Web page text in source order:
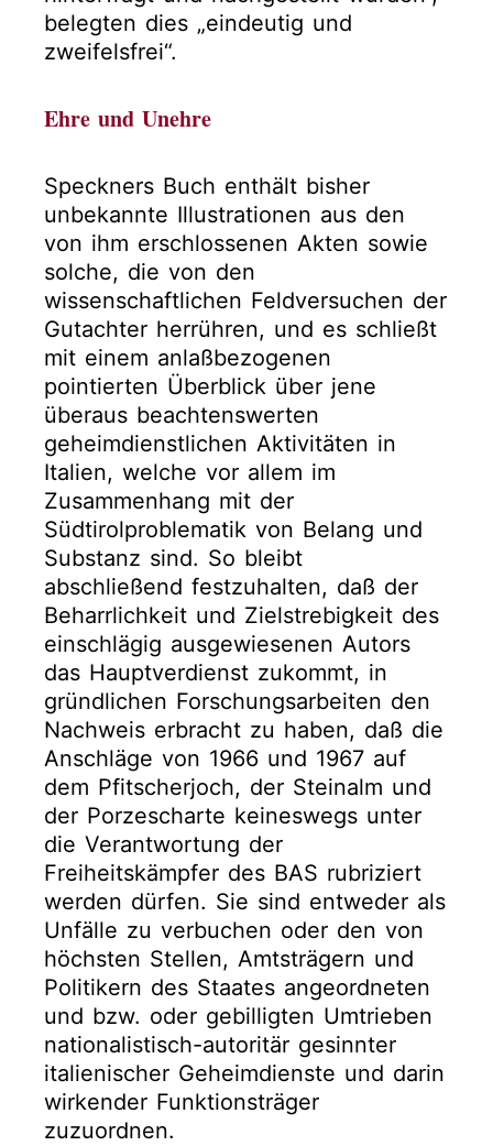
belegten dies „eindeutig und
zweifelsfrei“.
Ehre und Unehre
Speckners Buch enthält bisher
unbekannte Illustrationen aus den
von ihm erschlossenen Akten sowie
solche, die von den
wissenschaftlichen Feldversuchen der
Gutachter herrühren, und es schließt
mit einem anlaßbezogenen
pointierten Überblick über jene
überaus beachtenswerten
geheimdienstlichen Aktivitäten in
Italien, welche vor allem im
Zusammenhang mit der
Südtirolproblematik von Belang und
Substanz sind. So bleibt
abschließend festzuhalten, daß der
Beharrlichkeit und Zielstrebigkeit des
einschlägig ausgewiesenen Autors
das Hauptverdienst zukommt, in
gründlichen Forschungsarbeiten den
Nachweis erbracht zu haben, daß die
Anschläge von 1966 und 1967 auf
dem Pfitscherjoch, der Steinalm und
der Porzescharte keineswegs unter
die Verantwortung der
Freiheitskämpfer des BAS rubriziert
werden dürfen. Sie sind entweder als
Unfälle zu verbuchen oder den von
höchsten Stellen, Amtsträgern und
Politikern des Staates angeordneten
und bzw. oder gebilligten Umtrieben
nationalistisch-autoritär gesinnter
italienischer Geheimdienste und darin
wirkender Funktionsträger
zuzuordnen.